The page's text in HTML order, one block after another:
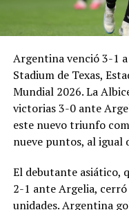
Argentina venció 3-1
Stadium de Texas,
Mundial 2026. La
victorias 3-0 ante
este nuevo triunfo
nueve puntos, al igual
El debutante asiático,
2-1 ante Argelia,
unidades. Argentina